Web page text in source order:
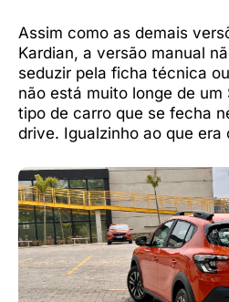
Assim como as demais
Kardian, a versão manual
seduzir pela ficha técnica
não está muito longe de um
tipo de carro que se fecha
drive. Igualzinho ao que era